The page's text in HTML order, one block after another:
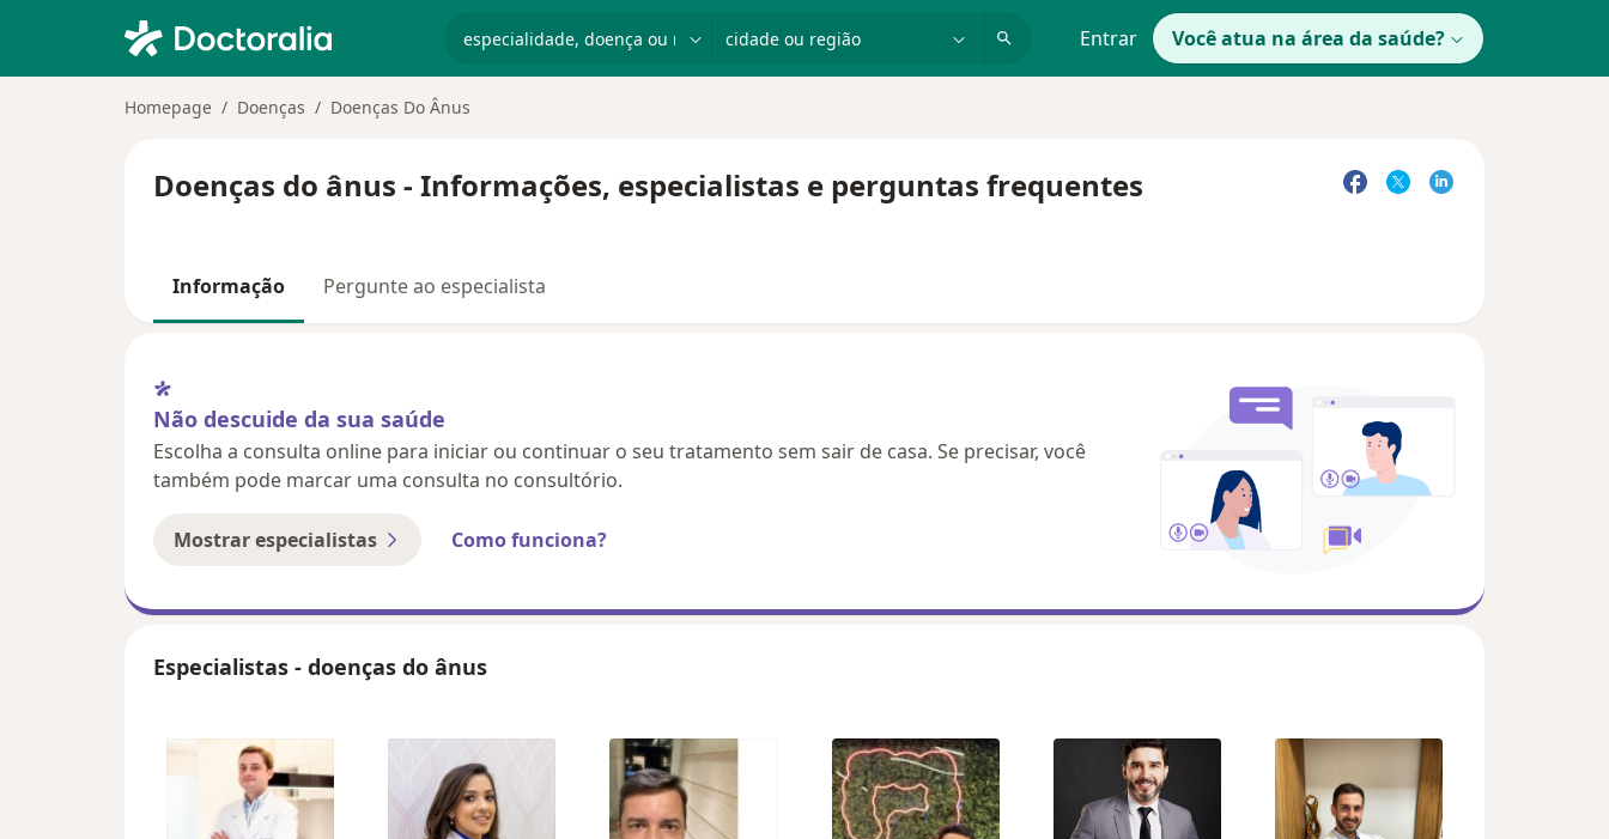
Entrar Você atua na área da saúde?
Homepage Doenças Doenças Do Ânus
Doenças do ânus - Informações, especialistas e perguntas frequentes
Informação Pergunte ao especialista
Não descuide da sua saúde
Escolha a consulta online para iniciar ou continuar o seu tratamento sem sair de casa. Se precisar, você
também pode marcar uma consulta no consultório.
Mostrar especialistas Como funciona?
Especialistas - doenças do ânus